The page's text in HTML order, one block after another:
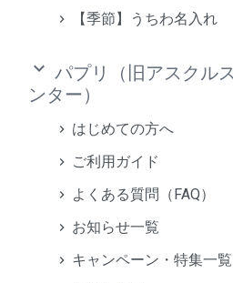
【季節】うちわ名入れ
keyboard_arrow_down パプリ（旧アスクル
ンター）
はじめての方へ
ご利用ガイド
よくある質問（FAQ）
お知らせ一覧
キャンペーン・特集一覧